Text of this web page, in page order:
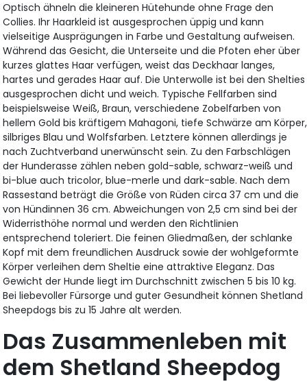
Optisch ähneln die kleineren Hütehunde ohne Frage den
Collies. Ihr Haarkleid ist ausgesprochen üppig und kann
vielseitige Ausprägungen in Farbe und Gestaltung aufweisen.
Während das Gesicht, die Unterseite und die Pfoten eher über
kurzes glattes Haar verfügen, weist das Deckhaar langes,
hartes und gerades Haar auf. Die Unterwolle ist bei den Shelties
ausgesprochen dicht und weich. Typische Fellfarben sind
beispielsweise Weiß, Braun, verschiedene Zobelfarben von
hellem Gold bis kräftigem Mahagoni, tiefe Schwärze am Körper,
silbriges Blau und Wolfsfarben. Letztere können allerdings je
nach Zuchtverband unerwünscht sein. Zu den Farbschlägen
der Hunderasse zählen neben gold-sable, schwarz-weiß und
bi-blue auch tricolor, blue-merle und dark-sable. Nach dem
Rassestand beträgt die Größe von Rüden circa 37 cm und die
von Hündinnen 36 cm. Abweichungen von 2,5 cm sind bei der
Widerristhöhe normal und werden den Richtlinien
entsprechend toleriert. Die feinen Gliedmaßen, der schlanke
Kopf mit dem freundlichen Ausdruck sowie der wohlgeformte
Körper verleihen dem Sheltie eine attraktive Eleganz. Das
Gewicht der Hunde liegt im Durchschnitt zwischen 5 bis 10 kg.
Bei liebevoller Fürsorge und guter Gesundheit können Shetland
Sheepdogs bis zu 15 Jahre alt werden.
Das Zusammenleben mit
dem Shetland Sheepdog